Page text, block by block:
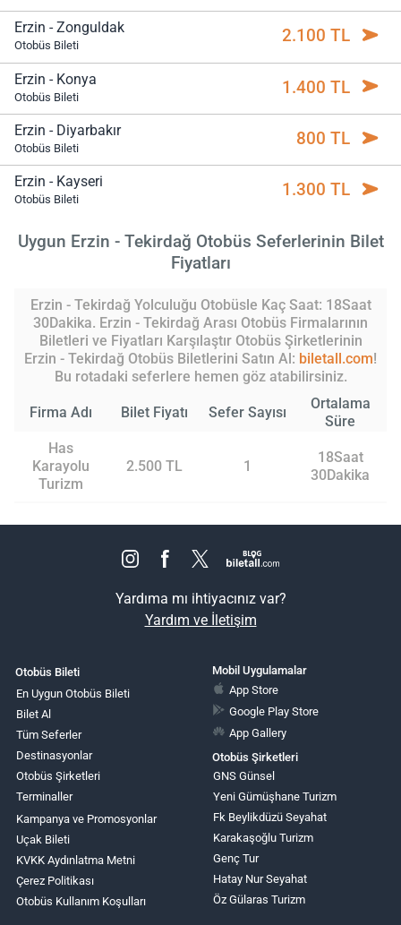
Erzin - Zonguldak
Otobüs Bileti 2.100 TL
Erzin - Konya
Otobüs Bileti 1.400 TL
Erzin - Diyarbakır
Otobüs Bileti 800 TL
Erzin - Kayseri
Otobüs Bileti 1.300 TL
Uygun Erzin - Tekirdağ Otobüs Seferlerinin Bilet
Fiyatları
Erzin - Tekirdağ Yolculuğu Otobüsle Kaç Saat: 18Saat
30Dakika. Erzin - Tekirdağ Arası Otobüs Firmalarının
Biletleri ve Fiyatları Karşılaştır Otobüs Şirketlerinin
Erzin - Tekirdağ Otobüs Biletlerini Satın Al: biletall.com!
Bu rotadaki seferlere hemen göz atabilirsiniz.
Firma Adı Bilet Fiyatı Sefer Sayısı
Ortalama
Süre
Has
Karayolu
Turizm
2.500 TL 1
18Saat
30Dakika
Yardıma mı ihtiyacınız var?
Yardım ve İletişim
Otobüs Bileti
En Uygun Otobüs Bileti
Bilet Al
Tüm Seferler
Destinasyonlar
Otobüs Şirketleri
Terminaller
Kampanya ve Promosyonlar
Uçak Bileti
KVKK Aydınlatma Metni
Çerez Politikası
Otobüs Kullanım Koşulları
Mobil Uygulamalar
App Store
Google Play Store
App Gallery
Otobüs Şirketleri
GNS Günsel
Yeni Gümüşhane Turizm
Fk Beylikdüzü Seyahat
Karakaşoğlu Turizm
Genç Tur
Hatay Nur Seyahat
Öz Gülaras Turizm